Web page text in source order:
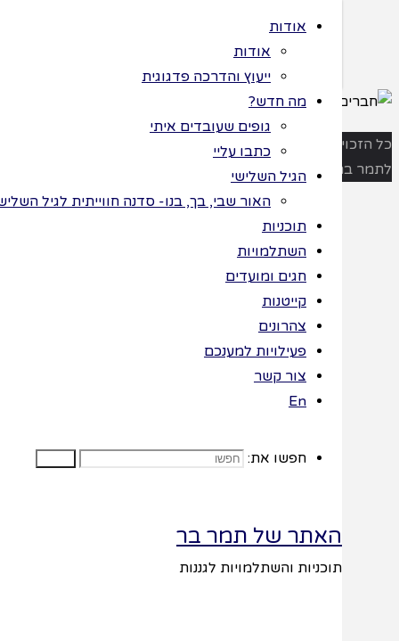
ייעוץ והדרכה פדגוגית
מה חדש?
גופים שעובדים איתי
כתבו עליי
הגיל השלישי
האור שבי, בך, בנו- סדנה חווייתית לגיל השלישי לחג
תוכניות
השתלמויות
חגים ומועדים
קייטנות
צהרונים
פעילויות למענכם
צור קשר
חפשו את:
האתר של תמר בר
תוכניות והשתלמויות לגננות
>תוכניות
עבודה
חברים
בשלל
צבעים
–
חוברת
שמורות
©